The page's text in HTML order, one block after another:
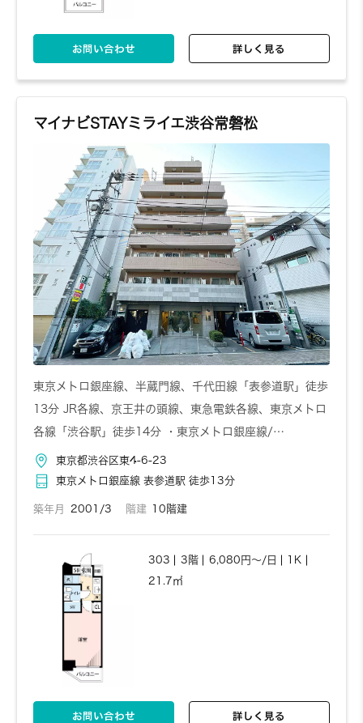
お問い合わせ 詳しく見る
マイナビSTAYミライエ渋谷常磐松
東京メトロ銀座線、半蔵門線、千代田線「表参道駅」徒歩
13分 JR各線、京王井の頭線、東急電鉄各線、東京メトロ
各線「渋谷駅」徒歩14分 ・東京メトロ銀座線/…
東京都渋谷区東4-6-23
東京メトロ銀座線 表参道駅 徒歩13分
築年月 2001/3 階建 10階建
303 3階 6,080円～/日
1K
21.7㎡
お問い合わせ 詳しく見る